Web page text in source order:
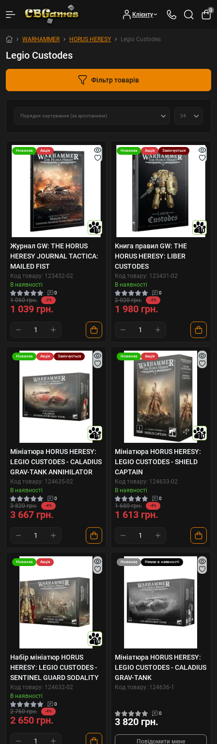
Клієнту
0
WARHAMMER HORUS HERESY Legio Custodes
Legio Custodes
Фільтр товарів
Новинка Акція
10
Журнал GW: THE HORUS
HERESY JOURNAL TACTICA:
MAILED FIST
Код товару: 123432-02
В наявності
0
1 060 грн. -2%
1 039 грн.
Новинка Акція Закінчується
10
Книга правил GW: THE
HORUS HERESY: LIBER
CUSTODES
Код товару: 123431-02
В наявності
0
2 020 грн. -2%
1 980 грн.
Новинка Акція Закінчується
10
Мініатюра HORUS HERESY:
LEGIO CUSTODES - CALADIUS
GRAV-TANK ANNIHILATOR
Код товару: 124635-02
В наявності
0
3 820 грн. -4%
3 667 грн.
Новинка Акція
10
Мініатюра HORUS HERESY:
LEGIO CUSTODES - SHIELD
CAPTAIN
Код товару: 124633-02
В наявності
0
1 680 грн. -4%
1 613 грн.
Новинка Акція
10
Набір мініатюр HORUS
HERESY: LEGIO CUSTODES -
SENTINEL GUARD SODALITY
Код товару: 124632-02
В наявності
0
2 760 грн. -4%
2 650 грн.
Новинка Немає в наявності
Мініатюра HORUS HERESY:
LEGIO CUSTODES - CALADIUS
GRAV-TANK
Код товару: 124636-1
0
3 820 грн.
Повідомити мене